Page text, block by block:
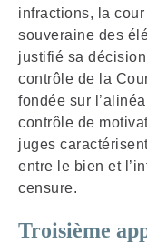
infractions, la
souveraine des
justifié sa
contrôle de la
fondée sur
contrôle de
juges
entre le bien et
censure.
Troisième